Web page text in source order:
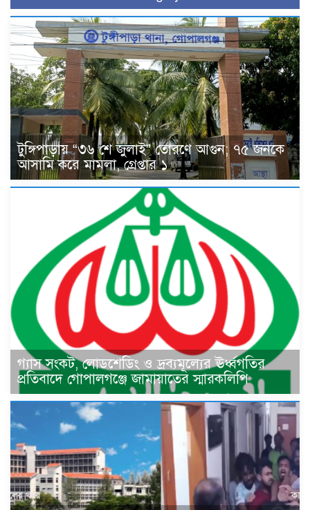
টুঙ্গিপাড়ায় “৩৬ শে জুলাই” তোরণে আগুন; ৭৫ জনকে
আসামি করে মামলা, গ্রেপ্তার ১
গ্যাস সংকট, লোডশেডিং ও দ্রব্যমূল্যের ঊর্ধ্বগতির
প্রতিবাদে গোপালগঞ্জে জামায়াতের স্মারকলিপি